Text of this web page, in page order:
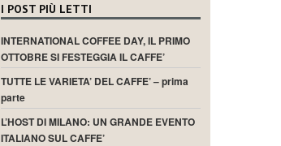
I POST PIÙ LETTI
INTERNATIONAL COFFEE DAY, IL PRIMO
OTTOBRE SI FESTEGGIA IL CAFFE’
TUTTE LE VARIETA’ DEL CAFFE’ – prima
parte
L’HOST DI MILANO: UN GRANDE EVENTO
ITALIANO SUL CAFFE’